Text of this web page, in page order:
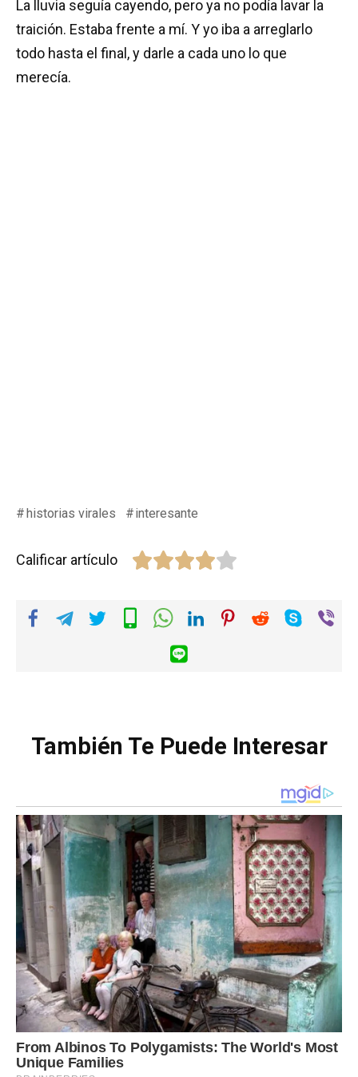
La lluvia seguía cayendo, pero ya no podía lavar la
traición. Estaba frente a mí. Y yo iba a arreglarlo
todo hasta el final, y darle a cada uno lo que
merecía.
historias virales interesante
Calificar artículo
También Te Puede Interesar